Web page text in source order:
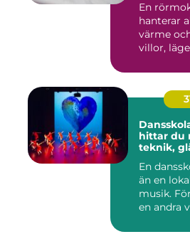
En
hanterar
värme
villor,
Dansskola
hittar du
teknik,
En
än en
musik.
en andra